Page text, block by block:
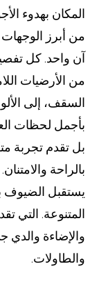
المكان بهدوء
من أبرز
آن واحد. كل
من الأرضيات
السقف، إلى
بأجمل لحظات
بل تقدم تجربة
بالراحة
يستقبل الضيوف
المتنوعة. التي
والإضاءة والدي
والطاولات.